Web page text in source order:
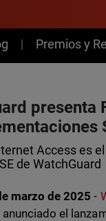
Premios y
presenta
Access es
de WatchGuard
marzo de 2025 -
anunciado el